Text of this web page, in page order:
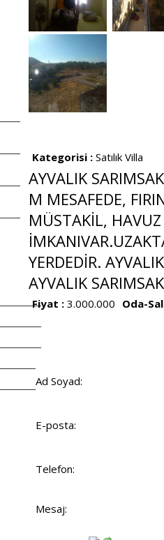
Kategorisi : Satılık Villa
AYVALIK
M MESAFEDE,
MÜSTAKİL,
YERDEDİR.
AYVALIK
Fiyat : 3.000.000 Oda-
Ad Soyad:
E-posta:
Telefon:
Mesaj: